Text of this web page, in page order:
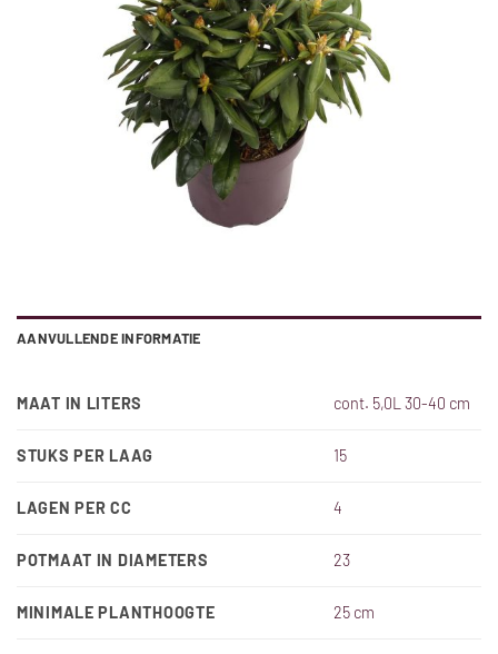
AANVULLENDE INFORMATIE
MAAT IN LITERS cont. 5,0L 30-40 cm
STUKS PER LAAG 15
LAGEN PER CC 4
POTMAAT IN DIAMETERS 23
MINIMALE PLANTHOOGTE 25 cm